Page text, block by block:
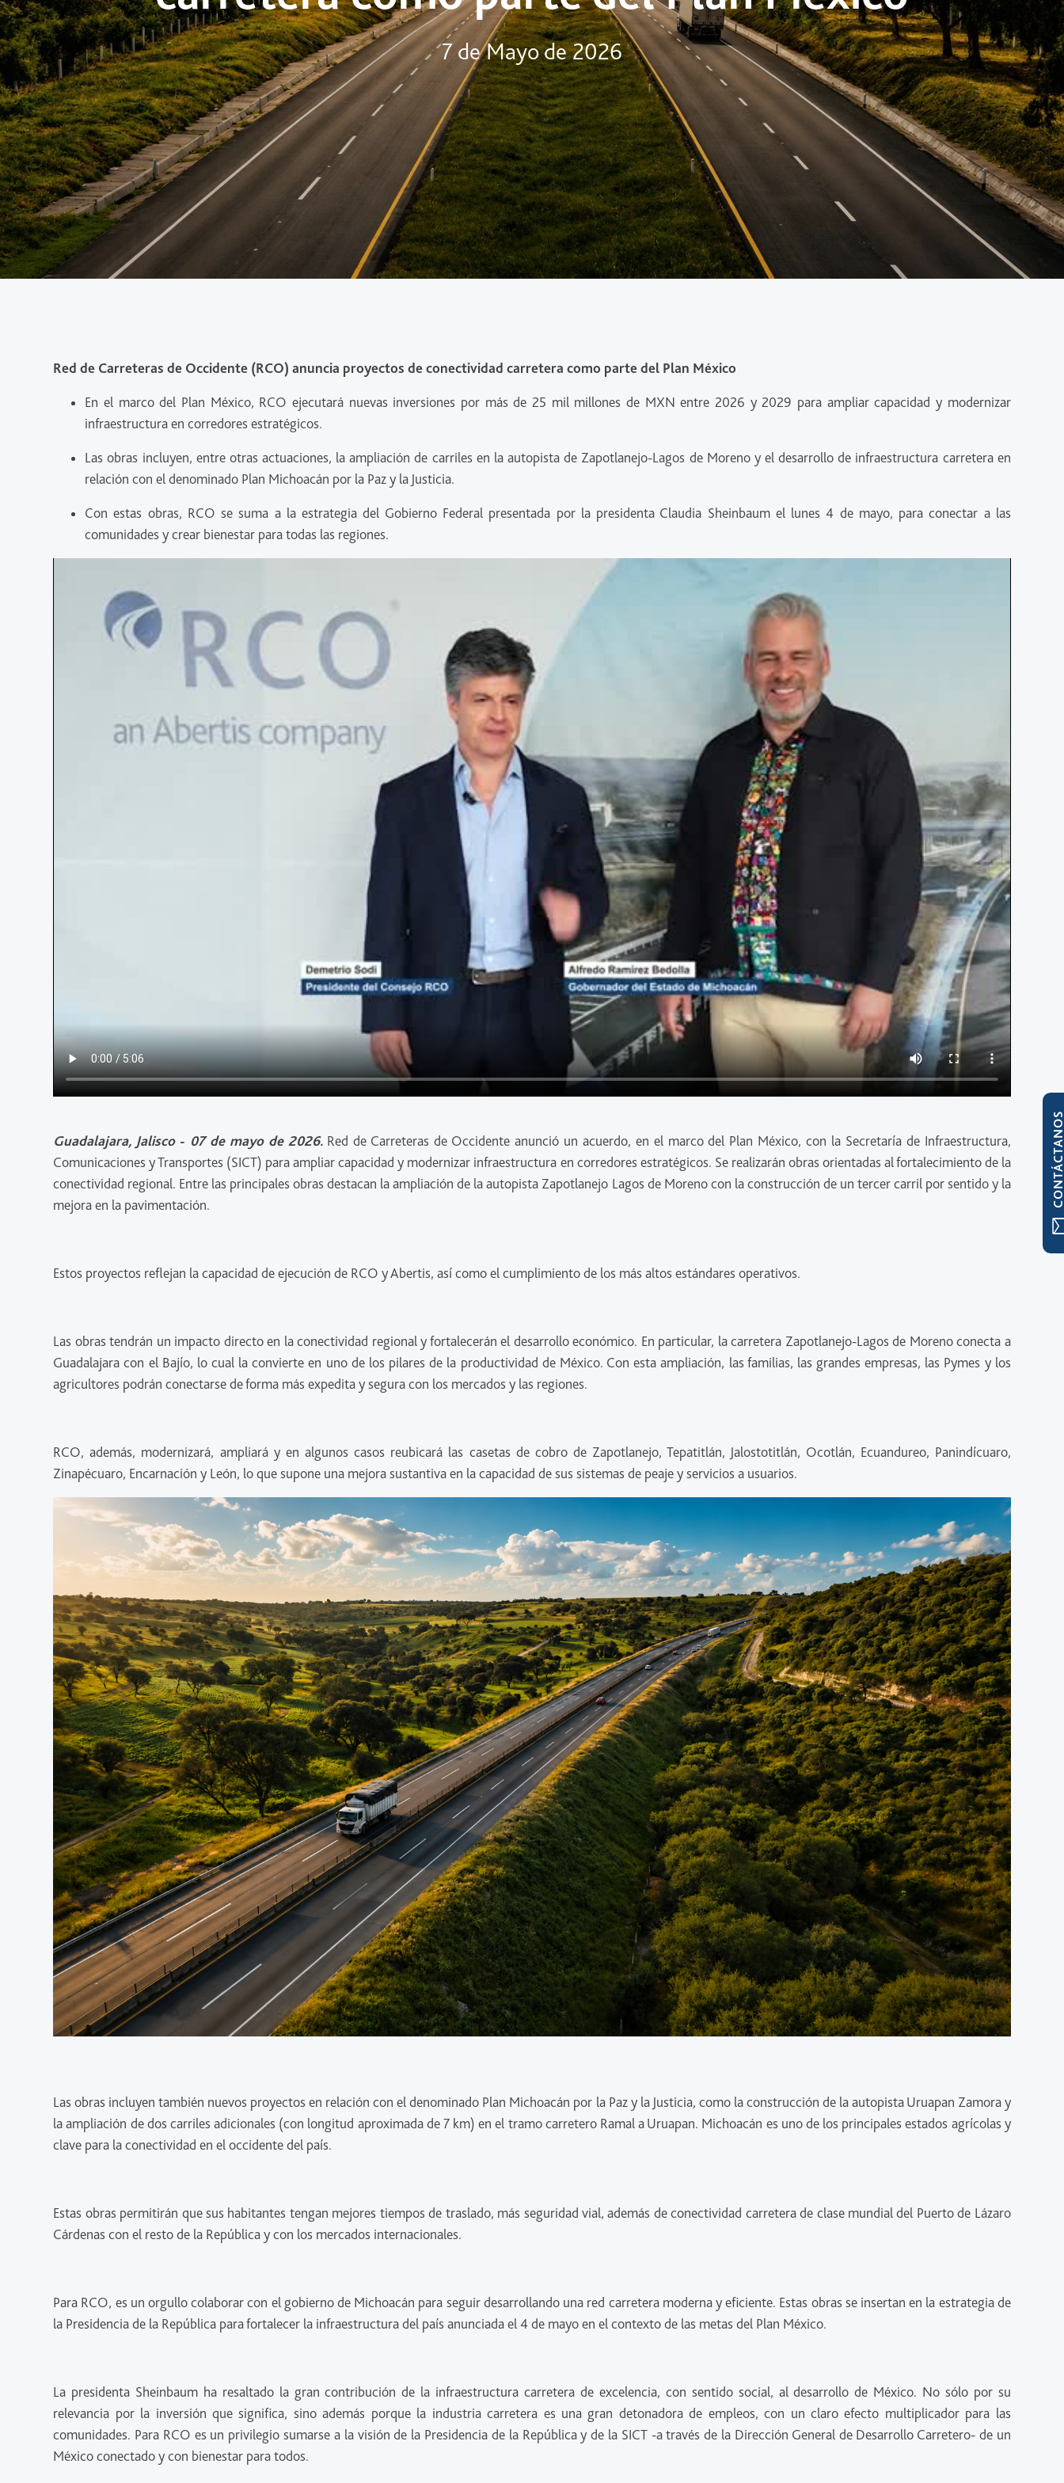
7 de Mayo de 2026
Red de Carreteras de Occidente (RCO) anuncia proyectos de conectividad carretera como parte del Plan México
En el marco del Plan México, RCO ejecutará nuevas inversiones por más de 25 mil millones de MXN entre 2026 y 2029 para ampliar capacidad y modernizar
infraestructura en corredores estratégicos.
Las obras incluyen, entre otras actuaciones, la ampliación de carriles en la autopista de Zapotlanejo-Lagos de Moreno y el desarrollo de infraestructura carretera en
relación con el denominado Plan Michoacán por la Paz y la Justicia.
Con estas obras, RCO se suma a la estrategia del Gobierno Federal presentada por la presidenta Claudia Sheinbaum el lunes 4 de mayo, para conectar a las
comunidades y crear bienestar para todas las regiones.
Guadalajara, Jalisco- 07 de mayo de 2026.Red de Carreteras de Occidente anunció un acuerdo, en el marco del Plan México, con la Secretaría de Infraestructura,
Comunicaciones y Transportes (SICT) para ampliar capacidad y modernizar infraestructura en corredores estratégicos. Se realizarán obras orientadas al fortalecimiento de la
conectividad regional. Entre las principales obras destacan la ampliación de la autopista Zapotlanejo Lagos de Moreno con la construcción de un tercer carril por sentido y la
mejora en la pavimentación.
Estos proyectos reflejan la capacidad de ejecución de RCO y Abertis, así como el cumplimiento de los más altos estándares operativos.
Las obras tendrán un impacto directo en la conectividad regional y fortalecerán el desarrollo económico. En particular, la carretera Zapotlanejo-Lagos de Moreno conecta a
Guadalajara con el Bajío, lo cual la convierte en uno de los pilares de la productividad de México. Con esta ampliación, las familias, las grandes empresas, las Pymes y los
agricultores podrán conectarse de forma más expedita y segura con los mercados y las regiones.
RCO, además, modernizará, ampliará y en algunos casos reubicará las casetas de cobro de Zapotlanejo, Tepatitlán, Jalostotitlán, Ocotlán, Ecuandureo, Panindícuaro,
Zinapécuaro, Encarnación y León, lo que supone una mejora sustantiva en la capacidad de sus sistemas de peaje y servicios a usuarios.
Las obras incluyen también nuevos proyectos en relación con el denominado Plan Michoacán por la Paz y la Justicia, como la construcción de la autopista Uruapan Zamora y
la ampliación de dos carriles adicionales (con longitud aproximada de 7 km) en el tramo carretero Ramal a Uruapan. Michoacán es uno de los principales estados agrícolas y
clave para la conectividad en el occidente del país.
Estas obras permitirán que sus habitantes tengan mejores tiempos de traslado, más seguridad vial, además de conectividad carretera de clase mundial del Puerto de Lázaro
Cárdenas con el resto de la República y con los mercados internacionales.
Para RCO, es un orgullo colaborar con el gobierno de Michoacán para seguir desarrollando una red carretera moderna y eficiente. Estas obras se insertan en la estrategia de
la Presidencia de la República para fortalecer la infraestructura del país anunciada el 4 de mayo en el contexto de las metas del Plan México.
La presidenta Sheinbaum ha resaltado la gran contribución de la infraestructura carretera de excelencia, con sentido social, al desarrollo de México. No sólo por su
relevancia por la inversión que significa, sino además porque la industria carretera es una gran detonadora de empleos, con un claro efecto multiplicador para las
comunidades. Para RCO es un privilegio sumarse a la visión de la Presidencia de la República y de la SICT -a través de la Dirección General de Desarrollo Carretero- de un
México conectado y con bienestar para todos.